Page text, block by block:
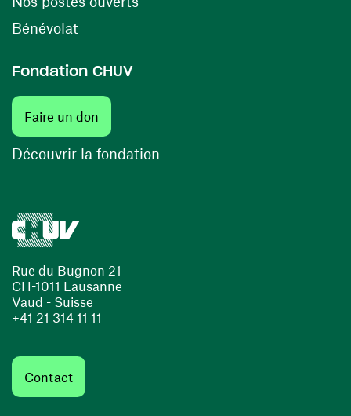
Rue du Bugnon 21
CH-1011 Lausanne
Vaud - Suisse
+41 21 314 11 11
Contact
Bénévolat
Fondation CHUV
Faire un don
Découvrir la fondation